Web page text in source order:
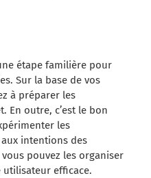
étape familière pour
Sur la base de vos
à préparer les
En outre, c’est le bon
les
intentions des
pouvez les organiser
efficace.